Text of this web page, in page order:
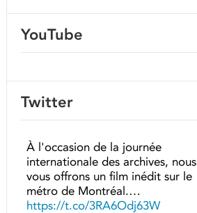
YouTube
Twitter
À l'occasion de la journée
internationale des archives, nous
vous offrons un film inédit sur le
métro de Montréal.…
https://t.co/3RA6Odj63W